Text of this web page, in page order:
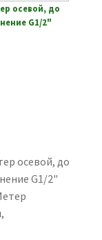
осевой, до
G1/2"
осевой, до
G1/2"